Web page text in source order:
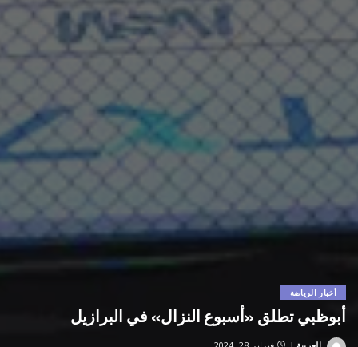
أخبار الرياضة
أبوظبي تطلق «أسبوع النزال» في البرازيل